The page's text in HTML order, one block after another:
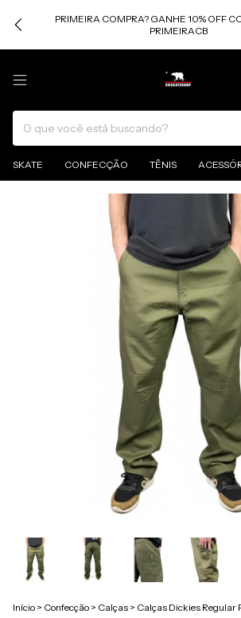
PRIMEIRA COMPRA? GANHE 10% OFF
PRIMEIRACB
SKATE CONFECÇÃO TÊNIS
Início > Confecção > Calças > Calças Dickies Regular